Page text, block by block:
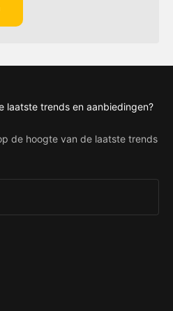
laatste trends en aanbiedingen?
de hoogte van de laatste trends